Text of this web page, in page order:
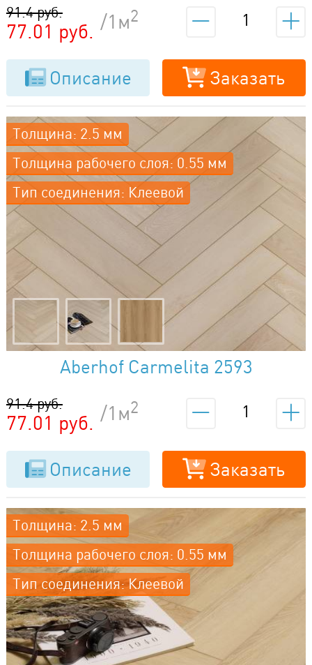
77.01 руб.
91.4 руб. /1м2
Описание Заказать
Толщина: 2.5 мм
Толщина рабочего слоя: 0.55 мм
Тип соединения: Клеевой
Aberhof Carmelita 2593
77.01 руб.
91.4 руб. /1м2
Описание Заказать
Толщина: 2.5 мм
Толщина рабочего слоя: 0.55 мм
Тип соединения: Клеевой